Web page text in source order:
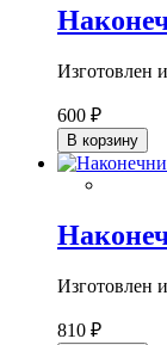
Изготовлен
600 ₽
В корзину
Изготовлен
810 ₽